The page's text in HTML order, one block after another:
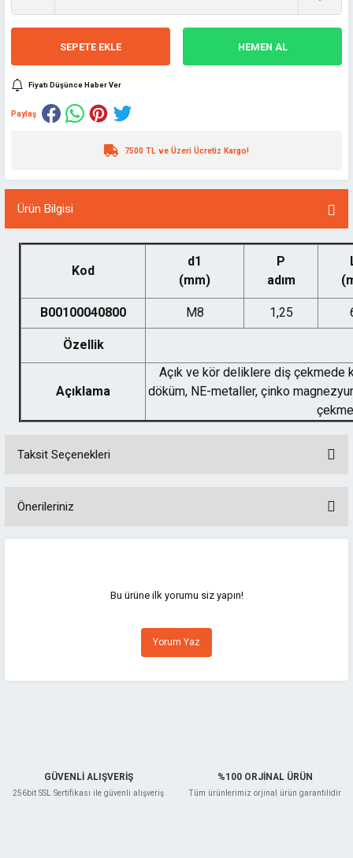
SEPETE EKLE HEMEN AL
Fiyatı Düşünce Haber Ver
Paylaş
7500 TL ve Üzeri Ücretiz Kargo!
Ürün Bilgisi
Kod
d1
(mm)
P
adım
B00100040800 M8 1,25
Özellik
Açıklama
Açık ve kör deliklere diş çekmede
döküm, NE-metaller, çinko
Taksit Seçenekleri
Önerileriniz
Görüş ve önerileriniz için teşekkür ederiz.
Ürün resmi kalitesiz, bozuk veya görüntülenemiyor.
Ürün açıklamasında eksik bilgiler bulunuyor.
Bu ürüne ilk yorumu siz yapın!
Yorum Yaz
GÜVENLİ ALIŞVERİŞ
256bit SSL Sertifikası ile güvenli alışveriş
%100 ORJİNAL ÜRÜN
Tüm ürünlerimiz orjinal ürün garantilidir